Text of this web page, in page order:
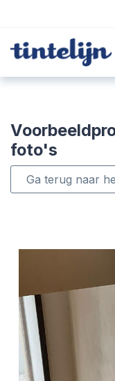
foto's
Ga terug naar